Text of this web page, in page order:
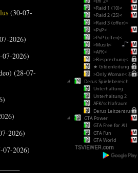
>Raid 1 (10)<
>Raid 2 (25)<
>Raid 3 (offen)<
>PvP<
>PvP (offen)<
>Musik<
>AFK<
>Besprechung<
★ Gildenleitung ★
>Only Woman< Ƹ̵̡Ӝ̵̨̄Ʒ
Derus Spielebereich
Unterhaltung
Unterhaltung 2
AFK/schlafraum
Derus Leitzentrum
GTA Power
GTA Free for All
GTA Fun
GTA World
(30-07-
2026)
07-2026)
(28-07-
2026)
07-2026)